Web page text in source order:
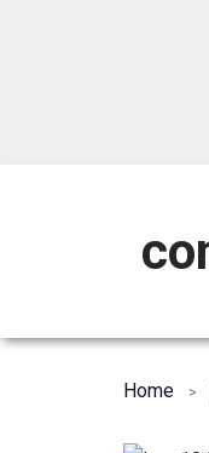
Home